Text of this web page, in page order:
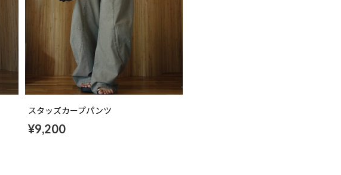
スタッズカープパンツ
¥9,200